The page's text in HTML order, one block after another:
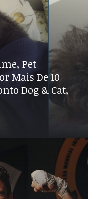
Pet
Mais De 10
Dog & Cat,